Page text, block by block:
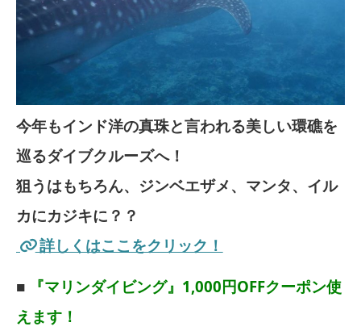
今年もインド洋の真珠と言われる美しい環礁を
巡るダイブクルーズへ！
狙うはもちろん、ジンベエザメ、マンタ、イル
カにカジキに？？
詳しくはここをクリック！
■
『マリンダイビング』1,000円OFFクーポン使
えます！